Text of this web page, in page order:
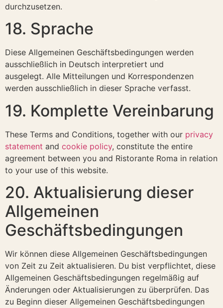
durchzusetzen.
18. Sprache
Diese Allgemeinen Geschäftsbedingungen werden
ausschließlich in Deutsch interpretiert und
ausgelegt. Alle Mitteilungen und Korrespondenzen
werden ausschließlich in dieser Sprache verfasst.
19. Komplette Vereinbarung
These Terms and Conditions, together with our privacy
statement and cookie policy, constitute the entire
agreement between you and Ristorante Roma in relation
to your use of this website.
20. Aktualisierung dieser
Allgemeinen
Geschäftsbedingungen
Wir können diese Allgemeinen Geschäftsbedingungen
von Zeit zu Zeit aktualisieren. Du bist verpflichtet, diese
Allgemeinen Geschäftsbedingungen regelmäßig auf
Änderungen oder Aktualisierungen zu überprüfen. Das
zu Beginn dieser Allgemeinen Geschäftsbedingungen